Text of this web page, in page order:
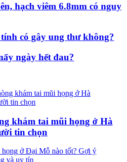
hạch viêm 6.8mm có nguy
có gây ung thư không?
ngày hết đau?
khám tai mũi họng ở Hà
tin chọn